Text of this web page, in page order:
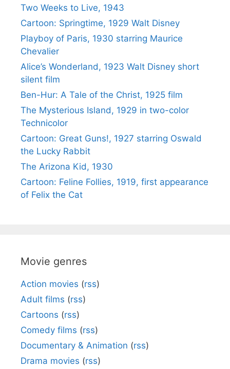
Two Weeks to Live, 1943
Cartoon: Springtime, 1929 Walt Disney
Playboy of Paris, 1930 starring Maurice
Chevalier
Alice’s Wonderland, 1923 Walt Disney short
silent film
Ben-Hur: A Tale of the Christ, 1925 film
The Mysterious Island, 1929 in two-color
Technicolor
Cartoon: Great Guns!, 1927 starring Oswald
the Lucky Rabbit
The Arizona Kid, 1930
Cartoon: Feline Follies, 1919, first appearance
of Felix the Cat
Movie genres
Action movies (rss)
Adult films (rss)
Cartoons (rss)
Comedy films (rss)
Documentary & Animation (rss)
Drama movies (rss)